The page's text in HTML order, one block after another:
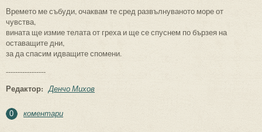
Времето ме събуди, очаквам те сред развълнуваното море от
чувства,
вината ще измие телата от греха и ще се спуснем по бързея на
оставащите дни,
за да спасим идващите спомени.
-----------------
Редактор: Денчо Михов
0 коментари